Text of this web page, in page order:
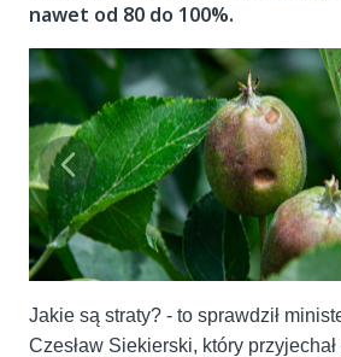
nawet od 80 do 100%.
Jakie są straty? - to sprawdził
Czesław Siekierski, który